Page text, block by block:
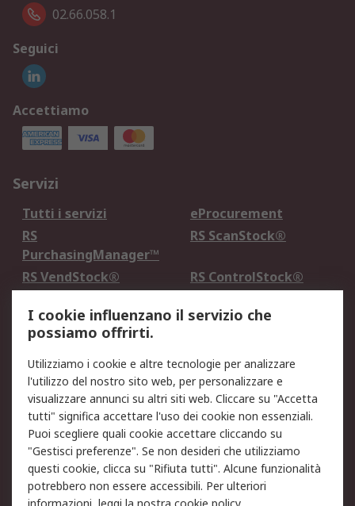
02.66.058.1
Seguici
Accettiamo
Servizi
Tutti i servizi
eProcurement
RS
PurchasingManager™
RS ScanStock®
RS VendStock®
RS ControlStock®
Legale
Informativa Cookie
Informativa Privacy -
Aggiornata
Email Security
Termini d'uso
Condizioni di vendita
Condizioni generali di
servizio
Etica e responsabilità
I cookie influenzano il servizio che
possiamo offrirti.
Utilizziamo i cookie e altre tecnologie per analizzare
l'utilizzo del nostro sito web, per personalizzare e
visualizzare annunci su altri siti web. Cliccare su "Accetta
tutti" significa accettare l'uso dei cookie non essenziali.
Puoi scegliere quali cookie accettare cliccando su
"Gestisci preferenze". Se non desideri che utilizziamo
questi cookie, clicca su "Rifiuta tutti". Alcune funzionalità
potrebbero non essere accessibili. Per ulteriori